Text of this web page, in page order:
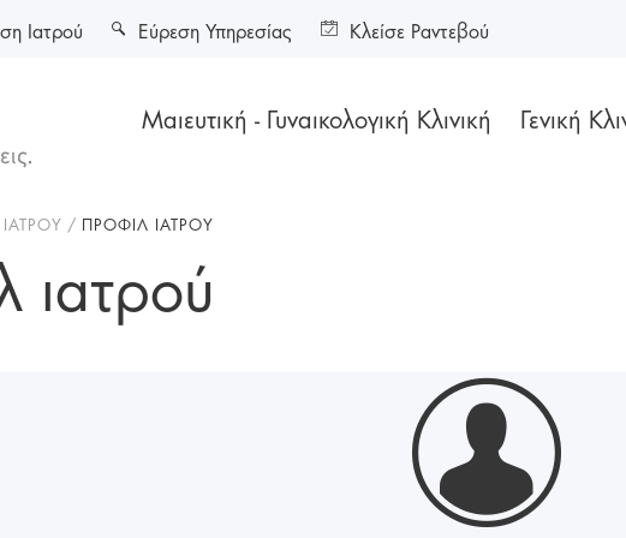
Μαιευτική - Γυναικολογική Κλινική Γενική
Ιατρού Εύρεση Υπηρεσίας Κλείσε Ραντεβού
ΠΡΟΦΙΛ ΙΑΤΡΟΥ
ιατρού